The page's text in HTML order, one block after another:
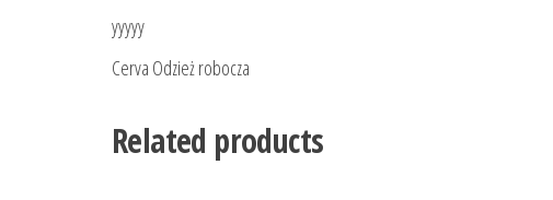
yyyyy
Cerva Odzież robocza
Related products